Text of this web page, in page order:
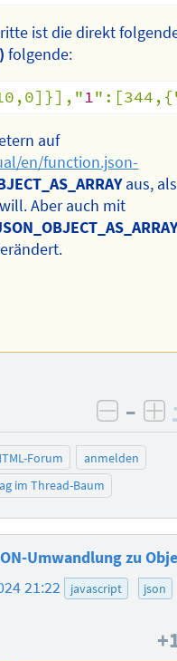
ist die direkt
folgende:
1
auf
en/function.json-
aus, als
Aber auch mit
–
Forum
anmelden
im Thread-Baum
Umwandlung zu
21:22 javascript
json